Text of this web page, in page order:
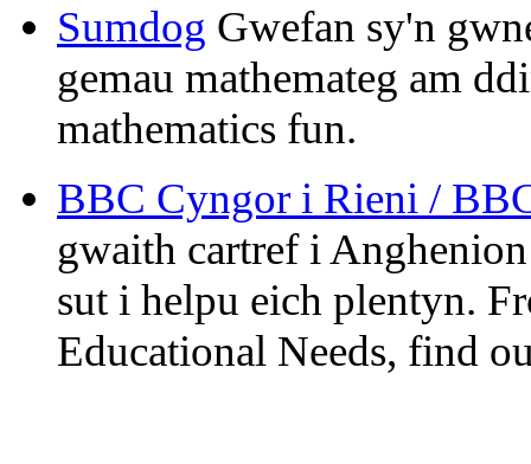
Sumdog Gwefan sy'n
gemau mathemateg am
mathematics fun.
BBC Cyngor i Rieni /
gwaith cartref i
sut i helpu eich plentyn.
Educational Needs, find